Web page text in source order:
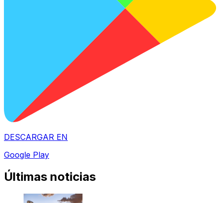
DESCARGAR EN
Google Play
Últimas noticias